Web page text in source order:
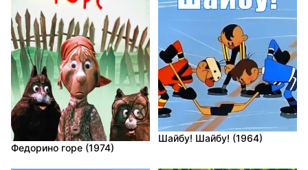
Федорино горе (1974)
Шайбу! Шайбу! (1964)